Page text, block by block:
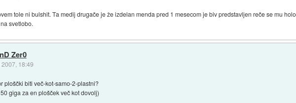
tole ni bulshit. Ta medij drugače je že izdelan menda pred 1 mesecom je biv predstavljen reče se mu
svetlobo.
Zer0
18:49
ploščki biti več-kot-samo-2-plastni?
giga za en plošček več kot dovolj)